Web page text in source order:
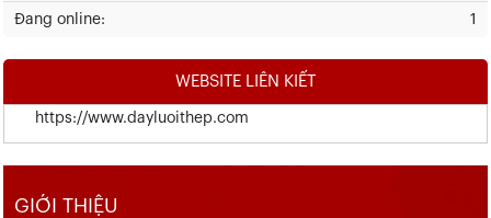
1
Đang online:
WEBSITE LIÊN KIẾT
https://www.dayluoithep.com
GIỚI THIỆU